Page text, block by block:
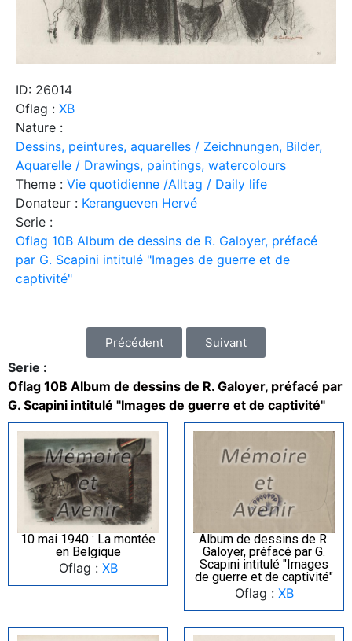
ID: 26014
Oflag : XB
Nature :
Dessins, peintures, aquarelles / Zeichnungen, Bilder,
Aquarelle / Drawings, paintings, watercolours
Theme : Vie quotidienne /Alltag / Daily life
Donateur : Kerangueven Hervé
Serie :
Oflag 10B Album de dessins de R. Galoyer, préfacé
par G. Scapini intitulé "Images de guerre et de
captivité"
Précédent Suivant
Serie :
Oflag 10B Album de dessins de R. Galoyer, préfacé par
G. Scapini intitulé "Images de guerre et de captivité"
10 mai 1940 : La montée
en Belgique
Oflag : XB
Album de dessins de R.
Galoyer, préfacé par G.
Scapini intitulé "Images
de guerre et de captivité"
Oflag : XB